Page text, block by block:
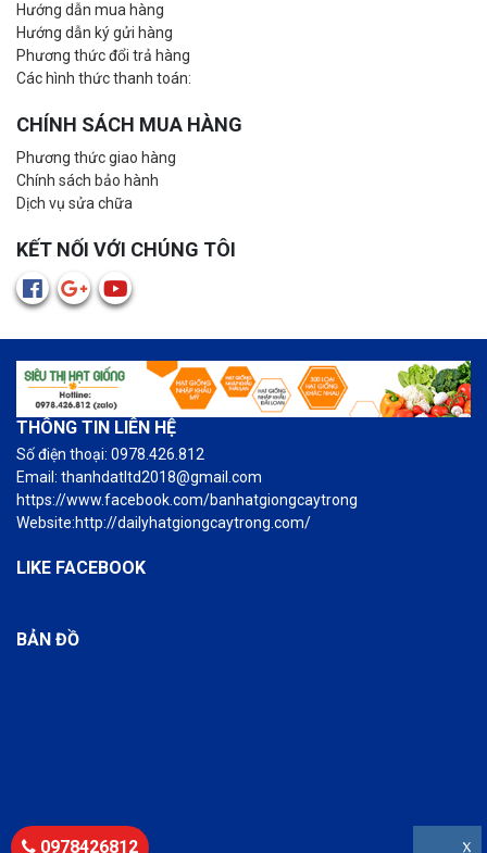
Hướng dẫn mua hàng
Hướng dẫn ký gửi hàng
Phương thức đổi trả hàng
Các hình thức thanh toán:
CHÍNH SÁCH MUA HÀNG
Phương thức giao hàng
Chính sách bảo hành
Dịch vụ sửa chữa
KẾT NỐI VỚI CHÚNG TÔI
THÔNG TIN LIÊN HỆ
Số điện thoại: 0978.426.812
Email: thanhdatltd2018@gmail.com
https://www.facebook.com/banhatgiongcaytrong
Website:http://dailyhatgiongcaytrong.com/
LIKE FACEBOOK
BẢN ĐỒ
0978426812